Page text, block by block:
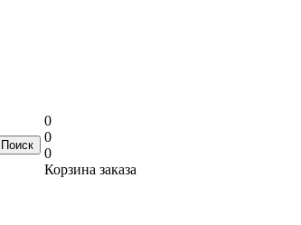
0
0
0
Корзина заказа